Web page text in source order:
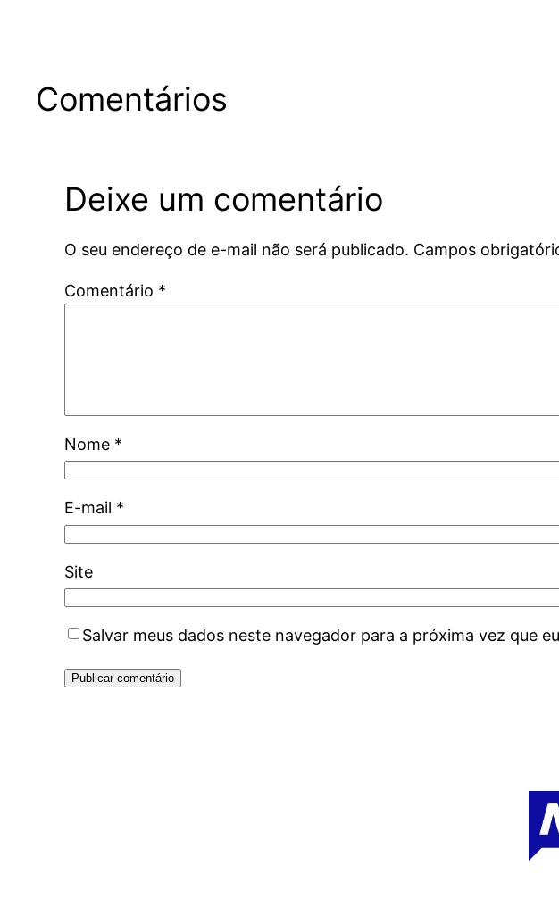
Comentários
Deixe um comentário
O seu endereço de e-mail não será publicado. Campos
Comentário *
Nome *
E-mail *
Site
Salvar meus dados neste navegador para a próxima vez que